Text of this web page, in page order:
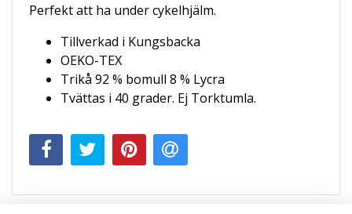
Perfekt att ha under cykelhjälm.
Tillverkad i Kungsbacka
OEKO-TEX
Trikå 92 % bomull 8 % Lycra
Tvättas i 40 grader. Ej Torktumla.